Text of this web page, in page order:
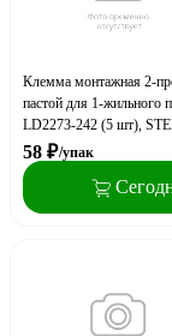
Клемма монтажная 2-
пастой для 1-жильного
LD2273-242 (5 шт),
58 ₽/упак